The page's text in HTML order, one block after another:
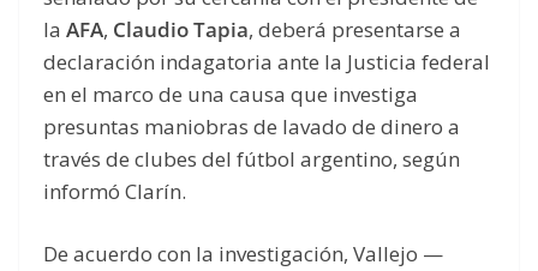
la AFA, Claudio Tapia, deberá presentarse a
declaración indagatoria ante la Justicia federal
en el marco de una causa que investiga
presuntas maniobras de lavado de dinero a
través de clubes del fútbol argentino, según
informó Clarín.
De acuerdo con la investigación, Vallejo —